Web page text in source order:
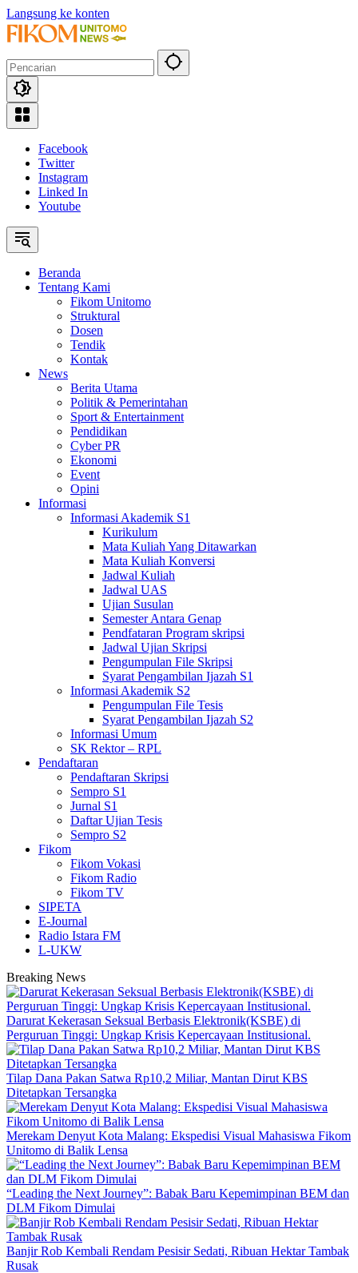
Langsung ke konten
Facebook
Twitter
Instagram
Linked In
Youtube
Beranda
Tentang Kami
Fikom Unitomo
Struktural
Dosen
Tendik
Kontak
News
Berita Utama
Politik & Pemerintahan
Sport & Entertainment
Pendidikan
Cyber PR
Ekonomi
Event
Opini
Informasi
Informasi Akademik S1
Kurikulum
Mata Kuliah Yang Ditawarkan
Mata Kuliah Konversi
Jadwal Kuliah
Jadwal UAS
Ujian Susulan
Semester Antara Genap
Pendfataran Program skripsi
Jadwal Ujian Skripsi
Pengumpulan File Skripsi
Syarat Pengambilan Ijazah S1
Informasi Akademik S2
Pengumpulan File Tesis
Syarat Pengambilan Ijazah S2
Informasi Umum
SK Rektor – RPL
Pendaftaran
Pendaftaran Skripsi
Sempro S1
Jurnal S1
Daftar Ujian Tesis
Sempro S2
Fikom
Fikom Vokasi
Fikom Radio
Fikom TV
SIPETA
E-Journal
Radio Istara FM
L-UKW
Breaking News
Darurat Kekerasan Seksual Berbasis Elektronik(KSBE) di
Perguruan Tinggi: Ungkap Krisis Kepercayaan Institusional.
Tilap Dana Pakan Satwa Rp10,2 Miliar, Mantan Dirut KBS
Ditetapkan Tersangka
Merekam Denyut Kota Malang: Ekspedisi Visual Mahasiswa Fikom
Unitomo di Balik Lensa
“Leading the Next Journey”: Babak Baru Kepemimpinan BEM dan
DLM Fikom Dimulai
Banjir Rob Kembali Rendam Pesisir Sedati, Ribuan Hektar Tambak
Rusak